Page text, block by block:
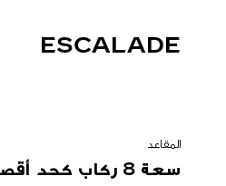
ESCALADE
المقاعد
سعة 8 ركاب كحد أقصى